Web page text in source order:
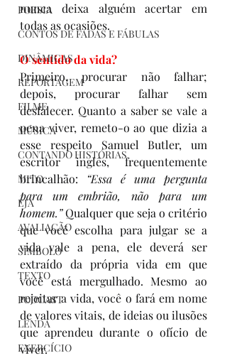
POESIA
CONTOS DE FADAS E FÁBULAS
DINÂMICAS
REPORTAGEM
FILME
MÚSICA
CONTANDO HISTÓRIAS
MITO
EJA
AVALIAÇÃO
SÍMBOLO
TEXTO
PODCAST
LENDA
EXERCÍCIO
nunca deixa alguém acertar em
todas as ocasiões.
O sentido da vida?
Primeiro, procurar não falhar;
depois, procurar falhar sem
desfalecer. Quanto a saber se vale a
pena viver, remeto-o ao que dizia a
esse respeito Samuel Butler, um
escritor inglês, frequentemente
brincalhão: “Essa é uma pergunta
para um embrião, não para um
homem.” Qualquer que seja o critério
que você escolha para julgar se a
vida vale a pena, ele deverá ser
extraído da própria vida em que
você está mergulhado. Mesmo ao
rejeitar a vida, você o fará em nome
de valores vitais, de ideias ou ilusões
que aprendeu durante o ofício de
viver.